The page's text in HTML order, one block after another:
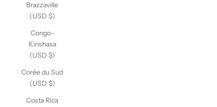
Brazzaville
(USD $)
Congo-
Kinshasa
(USD $)
Corée du Sud
(USD $)
Costa Rica